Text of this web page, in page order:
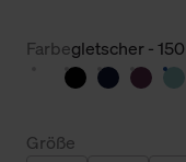
Farbegletscher - 150
Größe